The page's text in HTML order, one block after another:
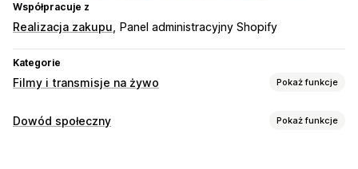
Współpracuje z
Realizacja zakupu Panel administracyjny Shopify
Kategorie
Filmy i transmisje na żywo Pokaż funkcje
Zarządzanie filmami
Dowód społeczny Pokaż funkcje